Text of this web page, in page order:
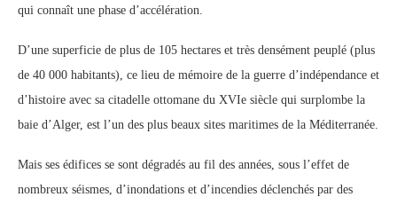
qui connaît une phase d’accélération.
D’une superficie de plus de 105 hectares et très densément peuplé (plus
de 40 000 habitants), ce lieu de mémoire de la guerre d’indépendance et
d’histoire avec sa citadelle ottomane du XVIe siècle qui surplombe la
baie d’Alger, est l’un des plus beaux sites maritimes de la Méditerranée.
Mais ses édifices se sont dégradés au fil des années, sous l’effet de
nombreux séismes, d’inondations et d’incendies déclenchés par des